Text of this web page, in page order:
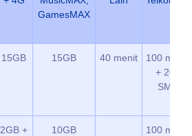
GamesMAX
15GB 15GB 40 menit
100 menit
+ 200
SMS
2GB +
10GB
100 menit